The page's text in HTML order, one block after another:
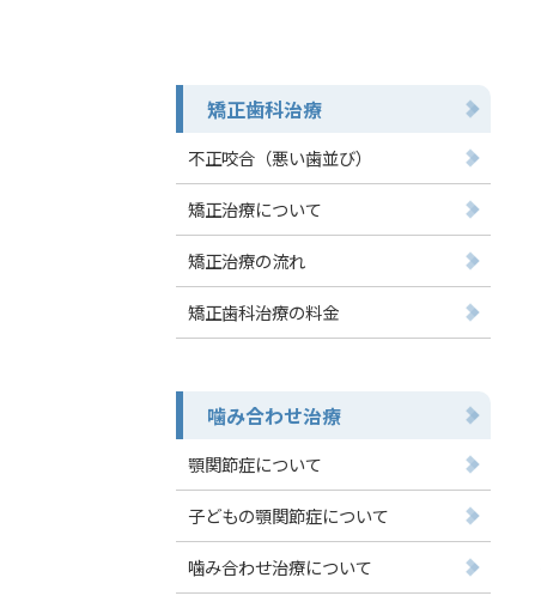
矯正歯科治療
不正咬合（悪い歯並び）
矯正治療について
矯正治療の流れ
矯正歯科治療の料金
噛み合わせ治療
顎関節症について
子どもの顎関節症について
噛み合わせ治療について